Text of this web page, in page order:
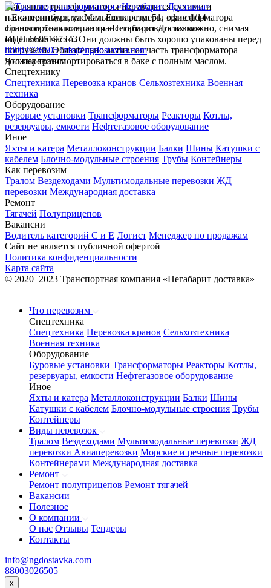
Масляные трансформаторы перевозятся сухими и
наполненными маслом. Если размеры трансформатора
слишком большие, то транспортировать их можно, снимая
отдельные части. Они должны быть хорошо упакованы перед
погрузкой. Обязательно активная часть трансформатора
должна транспортироваться в баке с полным маслом.
г Екатеринбург, ул Малышева, стр. 51, офис 4/14
Транспортная компания «Негабарит Доставка»
ИНН 6685197243
88003026505 info@ngdostavka.com
Что перевозим
Спецтехнику
Спецтехника Перевозка кранов Сельхозтехника Военная
техника
Оборудование
Буровые установки Трансформаторы Реакторы Котлы,
резервуары, емкости Нефтегазовое оборудование
Иное
Яхты и катера Металлоконструкции Балки Шины Катушки с
кабелем Блочно-модульные строения Трубы Контейнеры
Как перевозим
Тралом Вездеходами Мультимодальные перевозки ЖД
перевозки Международная доставка
Ремонт
Тягачей Полуприцепов
Вакансии
Водитель категорий С и Е Логист Менеджер по продажам
Сайт не является публичной офертой
Политика конфиденциальности
Карта сайта
© 2020–2023 Транспортная компания «Негабарит доставка»
Что перевозим
Спецтехника
Спецтехника Перевозка кранов Сельхозтехника
Военная техника
Оборудование
Буровые установки Трансформаторы Реакторы Котлы,
резервуары, емкости Нефтегазовое оборудование
Иное
Яхты и катера Металлоконструкции Балки Шины
Катушки с кабелем Блочно-модульные строения Трубы
Контейнеры
Виды перевозок
Тралом Вездеходами Мультимодальные перевозки ЖД
перевозки Авиаперевозки Морские и речные перевозки
Контейнерами Международная доставка
Ремонт
Ремонт полуприцепов Ремонт тягачей
Вакансии
Полезное
О компании
О нас Отзывы Тендеры
Контакты
info@ngdostavka.com
88003026505
x